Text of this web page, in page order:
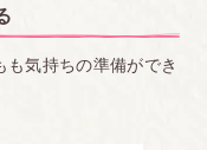
気持ちの準備ができ